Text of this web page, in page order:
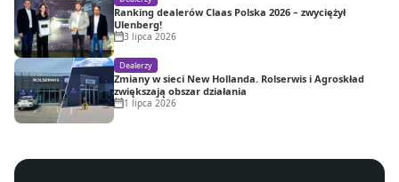
Ranking dealerów Claas Polska 2026 – zwyciężył
Ulenberg!
3 lipca 2026
Dealerzy
Zmiany w sieci New Hollanda. Rolserwis i Agroskład
zwiększają obszar działania
1 lipca 2026